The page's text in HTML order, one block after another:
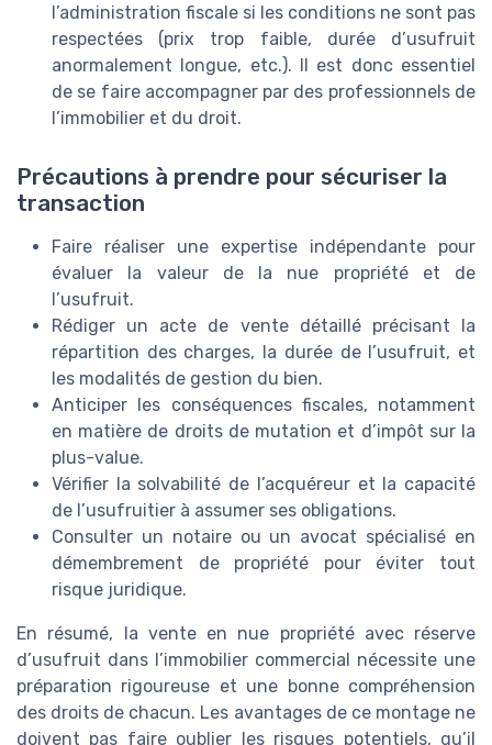
l’administration fiscale si les conditions ne sont pas
respectées (prix trop faible, durée d’usufruit
anormalement longue, etc.). Il est donc essentiel
de se faire accompagner par des professionnels de
l’immobilier et du droit.
Précautions à prendre pour sécuriser la
transaction
Faire réaliser une expertise indépendante pour
évaluer la valeur de la nue propriété et de
l’usufruit.
Rédiger un acte de vente détaillé précisant la
répartition des charges, la durée de l’usufruit, et
les modalités de gestion du bien.
Anticiper les conséquences fiscales, notamment
en matière de droits de mutation et d’impôt sur la
plus-value.
Vérifier la solvabilité de l’acquéreur et la capacité
de l’usufruitier à assumer ses obligations.
Consulter un notaire ou un avocat spécialisé en
démembrement de propriété pour éviter tout
risque juridique.
En résumé, la vente en nue propriété avec réserve
d’usufruit dans l’immobilier commercial nécessite une
préparation rigoureuse et une bonne compréhension
des droits de chacun. Les avantages de ce montage ne
doivent pas faire oublier les risques potentiels, qu’il